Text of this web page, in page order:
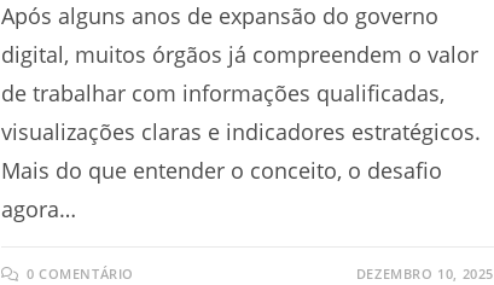
Após alguns anos de expansão do governo
digital, muitos órgãos já compreendem o valor
de trabalhar com informações qualificadas,
visualizações claras e indicadores estratégicos.
Mais do que entender o conceito, o desafio
agora…
0 COMENTÁRIO DEZEMBRO 10, 2025